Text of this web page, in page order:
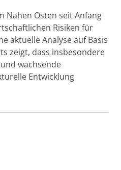
Nahen Osten seit Anfang
Risiken für
aktuelle Analyse auf Basis
zeigt, dass insbesondere
wachsende
Entwicklung